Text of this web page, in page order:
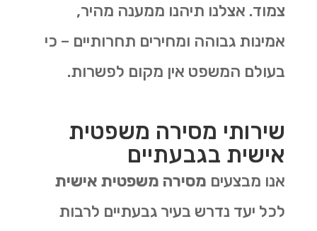
צמוד. אצלנו תיהנו ממענה מהיר,
אמינות גבוהה ומחירים תחרותיים – כי
בעולם המשפט אין מקום לפשרות.
שירותי מסירה משפטית
אישית בגבעתיים
אנו מבצעים מסירה משפטית אישית
לכל יעד נדרש בעיר גבעתיים לרבות